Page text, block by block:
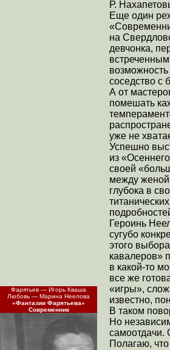
Р.
Еще один
на
девчонка,
соседство с
А от
помешать
уже не
Успешно
из
своей
между женой
глубока в
Героинь
сугубо
этого
кавалеров»
в какой-то
все же
«игры»,
известно,
В таком
Но
самоотдачи.
Полагаю,
Фарятьев — Игорь Кваша
Любовь — Марина Неелова
«Фантазии Фарятьева»
Современник